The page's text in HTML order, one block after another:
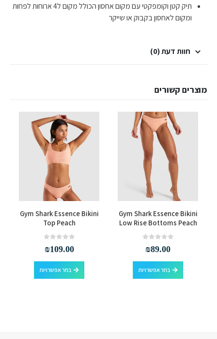
תיק קטן וקומפקטי עם מקום אחסון הכולל מקום ל4 ארוחות לפחות
ומקום לאחסון בקבוק או שייקר
חוות דעת (0)
מוצרים קשורים
למוצר זה יש מספר סוגים. ניתן לבחור את האפשרויות בעמוד המוצר
Gym Shark Essence Bikini
Low Rise Bottoms Peach
₪89.00
בחר אפשרויות
למוצר זה יש מספר סוגים. ניתן לבחור את האפשרויות בעמוד המוצר
למוצר זה יש מספר סוגים. ניתן לבחור את האפשרויות בעמוד המוצר
Gym Shark Essence Bikini
Top Peach
₪109.00
בחר אפשרויות
למוצר זה יש מספר סוגים. ניתן לבחור את האפשרויות בעמוד המוצר